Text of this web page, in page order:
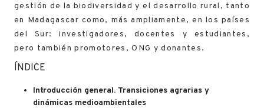
gestión de la biodiversidad y el desarrollo rural, tanto
en Madagascar como, más ampliamente, en los países
del Sur: investigadores, docentes y estudiantes,
pero también promotores, ONG y donantes.
ÍNDICE
Introducción general. Transiciones agrarias y
dinámicas medioambientales